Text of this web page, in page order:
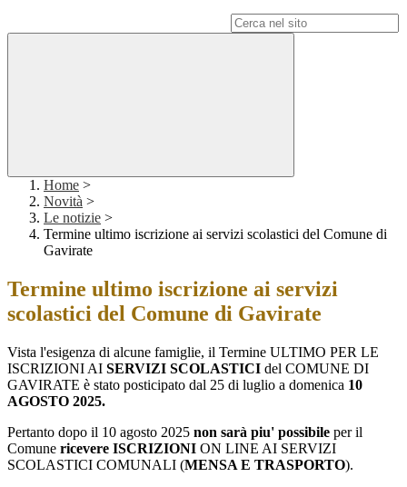
Home >
Novità >
Le notizie >
Termine ultimo iscrizione ai servizi scolastici del Comune di
Gavirate
Termine ultimo iscrizione ai servizi
scolastici del Comune di Gavirate
Vista l'esigenza di alcune famiglie, il Termine ULTIMO PER LE
ISCRIZIONI AI SERVIZI SCOLASTICI del COMUNE DI
GAVIRATE è stato posticipato dal 25 di luglio a domenica 10
AGOSTO 2025.
Pertanto dopo il 10 agosto 2025 non sarà piu' possibile per il
Comune ricevere ISCRIZIONI ON LINE AI SERVIZI
SCOLASTICI COMUNALI (MENSA E TRASPORTO).